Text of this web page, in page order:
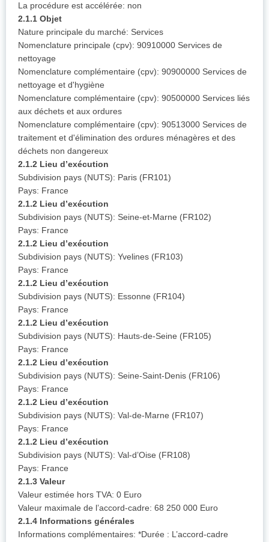
La procédure est accélérée: non
2.1.1 Objet
Nature principale du marché: Services
Nomenclature principale (cpv): 90910000 Services de
nettoyage
Nomenclature complémentaire (cpv): 90900000 Services de
nettoyage et d'hygiène
Nomenclature complémentaire (cpv): 90500000 Services liés
aux déchets et aux ordures
Nomenclature complémentaire (cpv): 90513000 Services de
traitement et d'élimination des ordures ménagères et des
déchets non dangereux
2.1.2 Lieu d’exécution
Subdivision pays (NUTS): Paris (FR101)
Pays: France
2.1.2 Lieu d’exécution
Subdivision pays (NUTS): Seine-et-Marne (FR102)
Pays: France
2.1.2 Lieu d’exécution
Subdivision pays (NUTS): Yvelines (FR103)
Pays: France
2.1.2 Lieu d’exécution
Subdivision pays (NUTS): Essonne (FR104)
Pays: France
2.1.2 Lieu d’exécution
Subdivision pays (NUTS): Hauts-de-Seine (FR105)
Pays: France
2.1.2 Lieu d’exécution
Subdivision pays (NUTS): Seine-Saint-Denis (FR106)
Pays: France
2.1.2 Lieu d’exécution
Subdivision pays (NUTS): Val-de-Marne (FR107)
Pays: France
2.1.2 Lieu d’exécution
Subdivision pays (NUTS): Val-d’Oise (FR108)
Pays: France
2.1.3 Valeur
Valeur estimée hors TVA: 0 Euro
Valeur maximale de l’accord-cadre: 68 250 000 Euro
2.1.4 Informations générales
Informations complémentaires: *Durée : L’accord-cadre